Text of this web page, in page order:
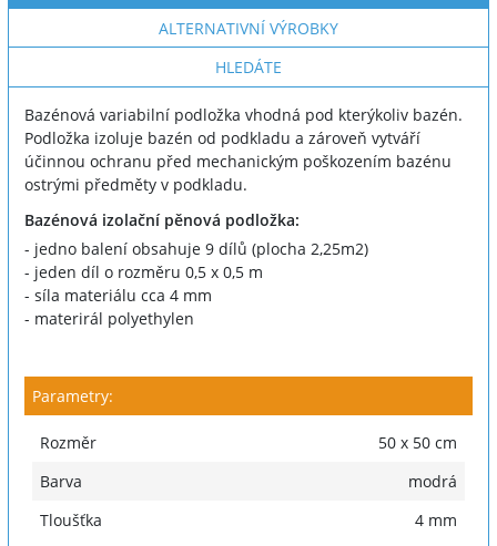
ALTERNATIVNÍ VÝROBKY
HLEDÁTE
Bazénová variabilní podložka vhodná pod kterýkoliv bazén.
Podložka izoluje bazén od podkladu a zároveň vytváří
účinnou ochranu před mechanickým poškozením bazénu
ostrými předměty v podkladu.
Bazénová izolační pěnová podložka:
- jedno balení obsahuje 9 dílů (plocha 2,25m2)
- jeden díl o rozměru 0,5 x 0,5 m
- síla materiálu cca 4 mm
- materirál polyethylen
Parametry:
Rozměr
50 x 50 cm
Barva
modrá
Tloušťka
4 mm